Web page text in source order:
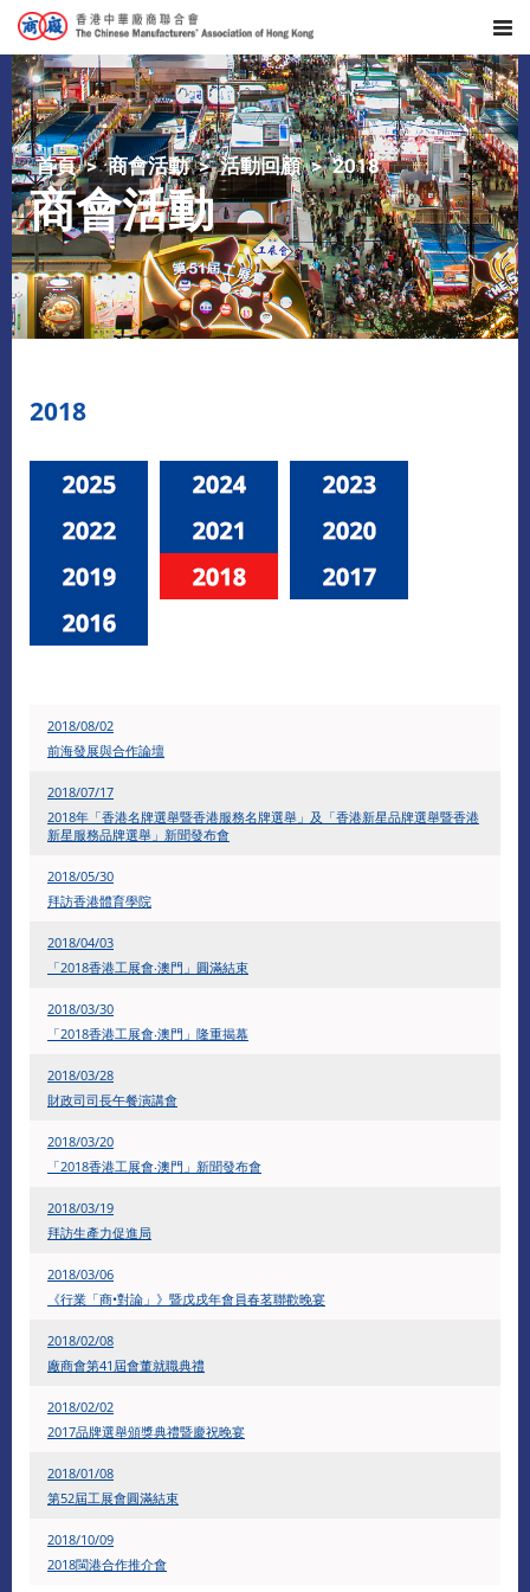
首頁 商會活動 活動回顧 2018
商會活動
2018
2018/08/02
前海發展與合作論壇
2018/07/17
2018年「香港名牌選舉暨香港服務名牌選舉」及「香港新星品牌選舉暨香港
新星服務品牌選舉」新聞發布會
2018/05/30
拜訪香港體育學院
2018/04/03
「2018香港工展會‧澳門」圓滿結束
2018/03/30
「2018香港工展會‧澳門」隆重揭幕
2018/03/28
財政司司長午餐演講會
2018/03/20
「2018香港工展會‧澳門」新聞發布會
2018/03/19
拜訪生產力促進局
2018/03/06
《行業「商•對論」》暨戊戌年會員春茗聯歡晚宴
2018/02/08
廠商會第41屆會董就職典禮
2018/02/02
2017品牌選舉頒獎典禮暨慶祝晚宴
2018/01/08
第52屆工展會圓滿結束
2018/10/09
2018閩港合作推介會